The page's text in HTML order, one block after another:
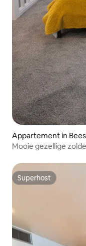
Appartement in
Mooie gezellige
Superhost
Superhost